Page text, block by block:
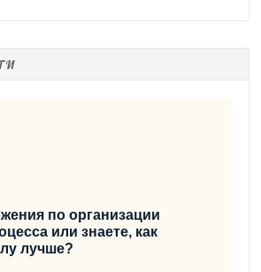
по организации
или знаете, как
лучше?